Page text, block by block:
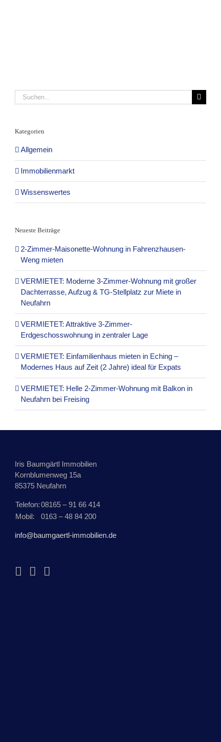
Suche
nach:
Kategorien
Allgemein
Immobilienmarkt
Wissenswertes
Neueste Beiträge
2-Zimmer-Maisonette-Wohnung in Fahrenzhausen-
Weng mieten
VERMIETET: Moderne 3-Zimmer-Wohnung mit großer
Dachterrasse, Aufzug & TG-Stellplatz zur Miete in
Neufahrn
VERMIETET: Attraktive 3-Zimmer-
Erdgeschosswohnung in zentraler Lage
VERMIETET: Einfamilienhaus mieten in Eching –
Modernes Haus auf Zeit (2 Jahre) ideal für Expats
VERMIETET: Helle 2-Zimmer-Wohnung mit Balkon in
Neufahrn bei Freising
Iris Baumgärtl Immobilien
Kornblumenweg 15a
85375 Neufahrn
Telefon:08165 – 91 66 414
Mobil:
0163 – 48 84 200
info@baumgaertl-immobilien.de